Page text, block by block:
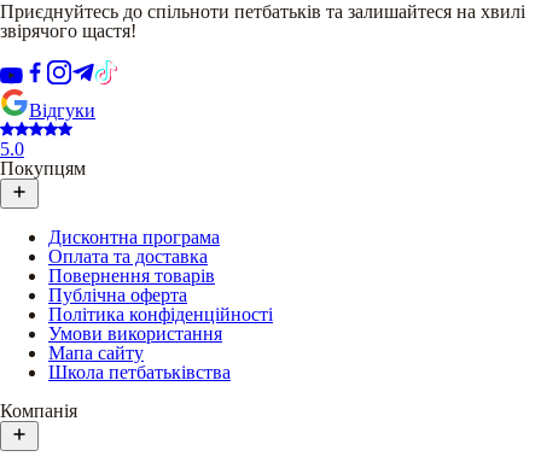
Приєднуйтесь до спільноти петбатьків та залишайтеся на хвилі
звірячого щастя!
Відгуки
5.0
Покупцям
Дисконтна програма
Оплата та доставка
Повернення товарів
Публічна оферта
Політика конфіденційності
Умови використання
Мапа сайту
Школа петбатьківства
Компанія